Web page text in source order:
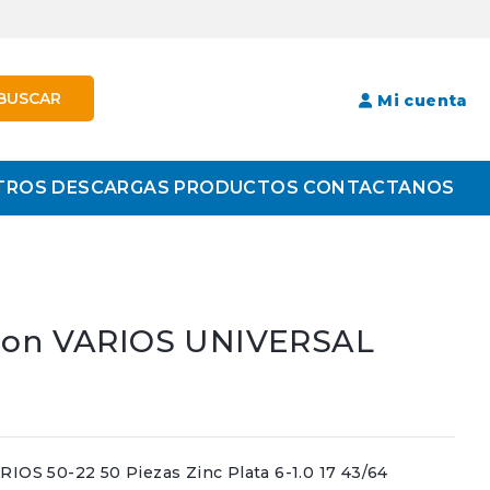
Mi cuenta
DESCARGAS PRODUCTOS CONTACTANOS
VARIOS UNIVERSAL
50-22 50 Piezas Zinc Plata 6-1.0 17 43/64